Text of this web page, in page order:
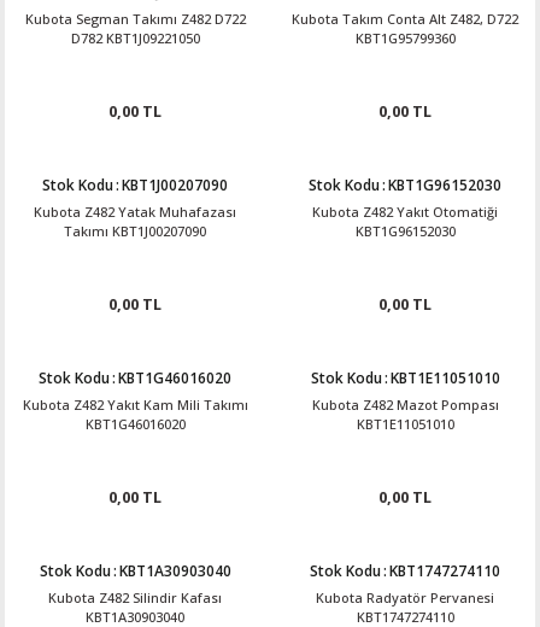
Kubota Segman Takımı Z482 D722
D782 KBT1J09221050
0,00 TL
Kubota Takım Conta Alt Z482, D722
KBT1G95799360
0,00 TL
Stok Kodu:KBT1J00207090
Kubota Z482 Yatak Muhafazası
Takımı KBT1J00207090
0,00 TL
Stok Kodu:KBT1G96152030
Kubota Z482 Yakıt Otomatiği
KBT1G96152030
0,00 TL
Stok Kodu:KBT1G46016020
Kubota Z482 Yakıt Kam Mili Takımı
KBT1G46016020
0,00 TL
Stok Kodu:KBT1E11051010
Kubota Z482 Mazot Pompası
KBT1E11051010
0,00 TL
Stok Kodu:KBT1A30903040
Kubota Z482 Silindir Kafası
KBT1A30903040
Stok Kodu:KBT1747274110
Kubota Radyatör Pervanesi
KBT1747274110